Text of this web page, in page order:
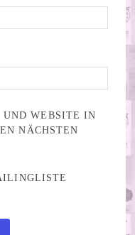
WEBSITE IN
NÄCHSTEN